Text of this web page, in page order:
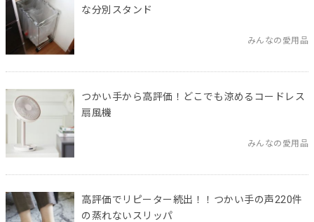
な分別スタンド
みんなの愛用品
つかい手から高評価！どこでも涼めるコードレス
扇風機
みんなの愛用品
高評価でリピーター続出！！つかい手の声220件
の蒸れないスリッパ